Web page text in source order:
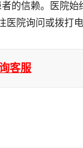
院询问或拨打电
客服